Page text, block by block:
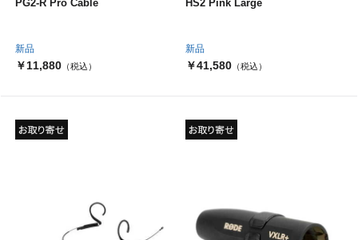
新品
PG2-R Pro Cable
￥11,880 （税込）
新品
HS2 Pink Large
￥41,580（税込）